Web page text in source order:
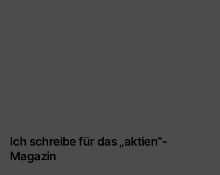
Ich schreibe für das „aktien”-
Magazin